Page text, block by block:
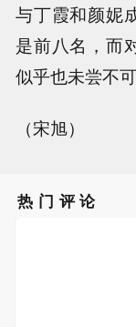
与丁霞和颜妮
是前八名，而
似乎也未尝不可
（宋旭）
热门评论